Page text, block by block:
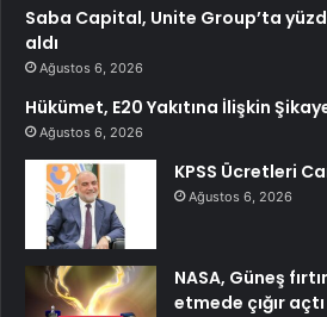
Saba Capital, Unite Group’ta
aldı
Ağustos 6, 2026
Hükümet, E20 Yakıtına İlişkin
Ağustos 6, 2026
KPSS Ücretleri
Ağustos 6, 2026
NASA, Güneş
etmede çığır açtı